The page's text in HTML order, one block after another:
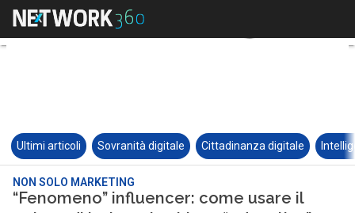
Ultimi articoli Sovranità digitale Cittadinanza digitale
NON SOLO MARKETING
“Fenomeno” influencer: come usare il